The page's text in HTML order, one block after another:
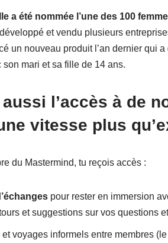
a été nommée l’une des 100
et vendu plusieurs
un nouveau produit l’an dernier qui
son mari et sa fille de 14 ans.
l’accès à de
vitesse plus
du Mastermind, tu reçois accès :
pour rester en immersion
et suggestions sur vos questions
voyages informels entre membres